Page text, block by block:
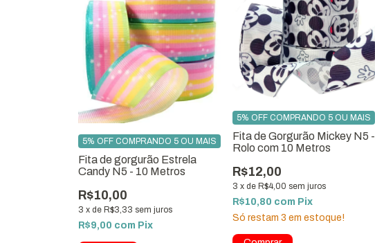
Fita de gorgurão Estrela
Candy N5 - 10 Metros
R$10,00
3 xde R$3,33 sem juros
5% OFF COMPRANDO 5 OU MAIS
R$9,00 com Pix
Fita de Gorgurão Mickey N5 -
Rolo com 10 Metros
R$12,00
3 x de R$4,00 sem juros
5% OFF COMPRANDO 5 OU MAIS
R$10,80 com Pix
Só restam 3 em estoque!